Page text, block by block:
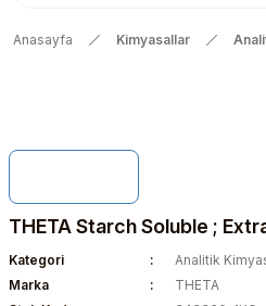
Anasayfa Kimyasallar
THETA Starch Soluble ;
Kategori
Analitik
Marka
THETA